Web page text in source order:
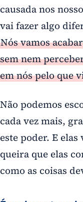
causada nos
vai fazer algo
Nós vamos
sem nem
em nós pelo que
Não podemos
cada vez mais,
este poder. E
queira que elas
como as coisas